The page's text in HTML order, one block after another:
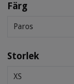
Färg
Paros
Storlek
XS